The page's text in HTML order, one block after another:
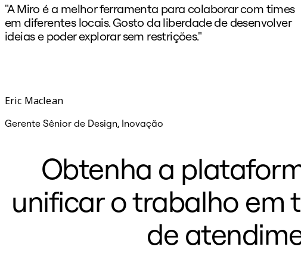
"A Miro é a melhor ferramenta para colaborar com times
em diferentes locais. Gosto da liberdade de desenvolver
ideias e poder explorar sem restrições."
Eric Maclean
Gerente Sênior de Design, Inovação
Obtenha a
unificar o trabalho em
de